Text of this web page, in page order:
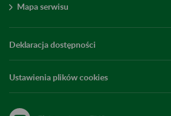
Mapa serwisu
Deklaracja dostępności
Ustawienia plików cookies